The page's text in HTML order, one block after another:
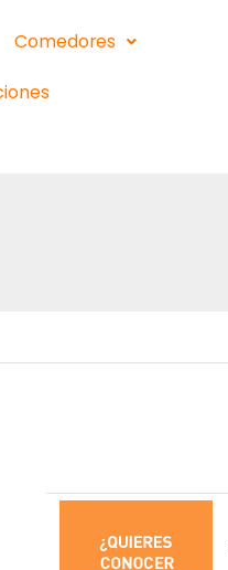
Comedores